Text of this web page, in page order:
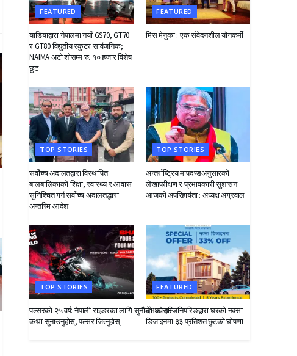
FEATURED
याडियाद्वारा नेपालमा नयाँ GS70, GT70
र GT80 विद्युतीय स्कुटर सार्वजनिक;
NAIMA अटो शोसम्म रु. १० हजार विशेष
छुट
FEATURED
मिस मेनुका : एक संवेदनशील यौनकर्मी
TOP STORIES
सर्वोच्च अदालतद्वारा विस्थापित
बालबालिकाको शिक्षा, स्वास्थ्य र आवास
सुनिश्चित गर्न सर्वोच्च अदालतद्धारा
अन्तरिम आदेश
TOP STORIES
अन्तर्राष्ट्रिय मापदण्डअनुसारको
लेखापरीक्षण र प्रभावकारी सुशासन
आजको अपरिहार्यता : अध्यक्ष अग्रवाल
TOP STORIES
पल्सरको २५ वर्ष: नेपाली राइडरका लागि सुनौलो अवसर
कथा सुनाउनुहोस्, पल्सर जित्नुहोस्
FEATURED
देभको इन्जिनियरिङद्वारा घरको नक्सा
डिजाइनमा ३३ प्रतिशत छुटको घोषणा